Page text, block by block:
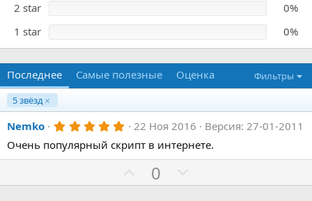
2 star
0%
1 star
0%
Последнее Самые полезные Оценка
Фильтры
5 звёзд
Nemko 5
0
0
ё
22 Ноя 2016
Версия: 27-01-2011
Очень популярный скрипт в интернете.
П
о
0
е